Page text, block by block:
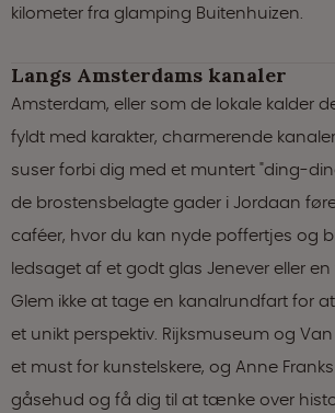
kilometer fra glamping Buitenhuizen.
Langs Amsterdams kanaler
Amsterdam, eller som de lokale kalder
fyldt med karakter, charmerende
suser forbi dig med et muntert "ding-
de brostensbelagte gader i Jordaan
caféer, hvor du kan nyde poffertjes og
ledsaget af et godt glas Jenever eller en
Glem ikke at tage en kanalrundfart for
et unikt perspektiv. Rijksmuseum og
et must for kunstelskere, og Anne
gåsehud og få dig til at tænke over